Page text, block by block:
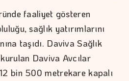
faaliyet gösteren
sağlık yatırımlarını
taşıdı. Daviva Sağlık
kurulan Daviva Avcılar
bin 500 metrekare kapalı